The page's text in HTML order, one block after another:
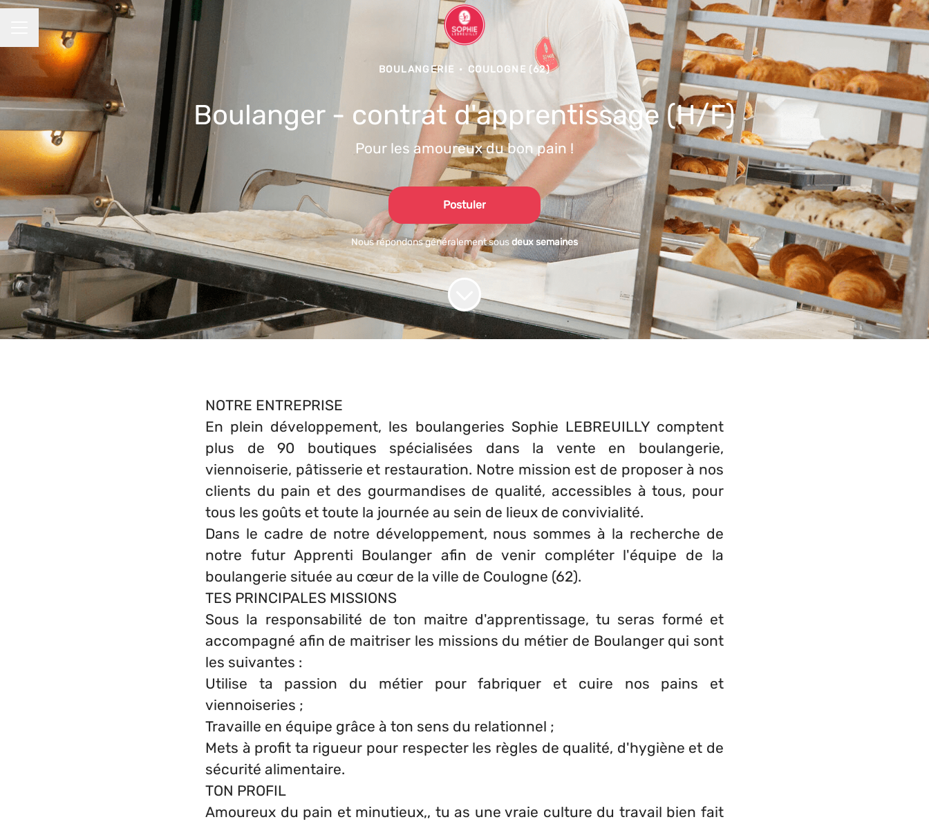
MENU CARRIÈRE
BOULANGERIE · COULOGNE (62)
Boulanger - contrat d'apprentissage (H/F)
Pour les amoureux du bon pain !
Postuler
Nous répondons généralement sousdeux semaines
NOTRE ENTREPRISE
En plein développement, les boulangeries Sophie LEBREUILLY comptent
plus de 90 boutiques spécialisées dans la vente en boulangerie,
viennoiserie, pâtisserie et restauration. Notre mission est de proposer à nos
clients du pain et des gourmandises de qualité, accessibles à tous, pour
tous les goûts et toute la journée au sein de lieux de convivialité.
Dans le cadre de notre développement, nous sommes à la recherche de
notre futur Apprenti Boulanger afin de venir compléter l'équipe de la
boulangerie située au cœur de la ville de Coulogne (62).
TES PRINCIPALES MISSIONS
Sous la responsabilité de ton maitre d'apprentissage, tu seras formé et
accompagné afin de maitriser les missions du métier de Boulanger qui sont
les suivantes :
Utilise ta passion du métier pour fabriquer et cuire nos pains et
viennoiseries ;
Travaille en équipe grâce à ton sens du relationnel ;
Mets à profit ta rigueur pour respecter les règles de qualité, d'hygiène et de
sécurité alimentaire.
TON PROFIL
Amoureux du pain et minutieux,, tu as une vraie culture du travail bien fait